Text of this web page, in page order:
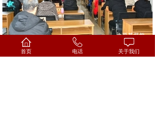
会议还对持续推进“学法规、守
首页 电话 关于我们